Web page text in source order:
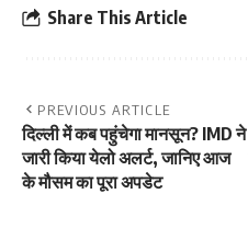
Share This Article
PREVIOUS ARTICLE
दिल्ली में कब पहुंचेगा मानसून? IMD ने
जारी किया येलो अलर्ट, जानिए आज
के मौसम का पूरा अपडेट